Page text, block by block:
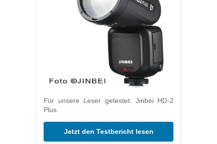
Für unsere Leser getestet: Jinbei HD-2
Plus.
Jetzt den Testbericht lesen